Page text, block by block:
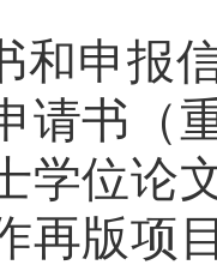
和申报
请书（
学位论
再版项